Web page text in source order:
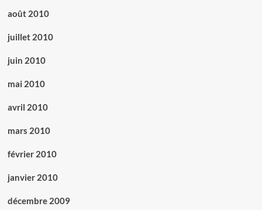
août 2010
juillet 2010
juin 2010
mai 2010
avril 2010
mars 2010
février 2010
janvier 2010
décembre 2009